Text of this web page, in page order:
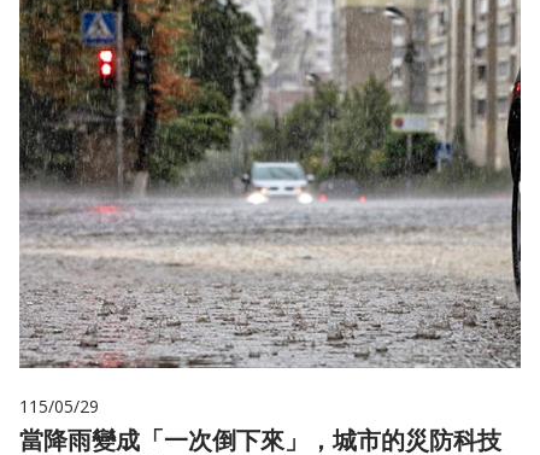
115/05/29
當降雨變成「一次倒下來」，城市的災防科技